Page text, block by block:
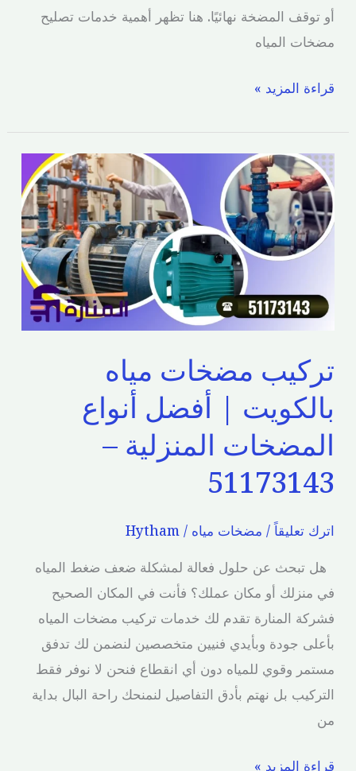
أو توقف المضخة نهائيًا. هنا تظهر أهمية خدمات تصليح
مضخات المياه
قراءة المزيد »
تركيب مضخات مياه
بالكويت | أفضل أنواع
المضخات المنزلية –
51173143
اترك تعليقاً / مضخات مياه /
Hytham
هل تبحث عن حلول فعالة لمشكلة ضعف ضغط المياه
في منزلك أو مكان عملك؟ فأنت في المكان الصحيح
فشركة المنارة تقدم لك خدمات تركيب مضخات المياه
بأعلى جودة وبأيدي فنيين متخصصين لنضمن لك تدفق
مستمر وقوي للمياه دون أي انقطاع فنحن لا نوفر فقط
التركيب بل نهتم بأدق التفاصيل لنمنحك راحة البال بداية
من
تركيب
مضخات
مياه
بالكويت
أفضل
أنواع
المنزلية
51173143
قراءة المزيد »